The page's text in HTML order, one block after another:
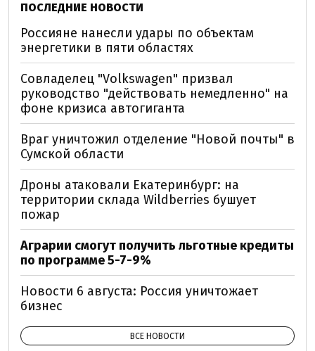
ПОСЛЕДНИЕ НОВОСТИ
Россияне нанесли удары по объектам
энергетики в пяти областях
Совладелец "Volkswagen" призвал
руководство "действовать немедленно" на
фоне кризиса автогиганта
Враг уничтожил отделение "Новой почты" в
Сумской области
Дроны атаковали Екатеринбург: на
территории склада Wildberries бушует
пожар
Аграрии смогут получить льготные кредиты
по программе 5-7-9%
Новости 6 августа: Россия уничтожает
бизнес
ВСЕ НОВОСТИ